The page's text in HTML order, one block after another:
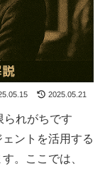
2025.05.21
られがちです
ントを活用する
。ここでは、